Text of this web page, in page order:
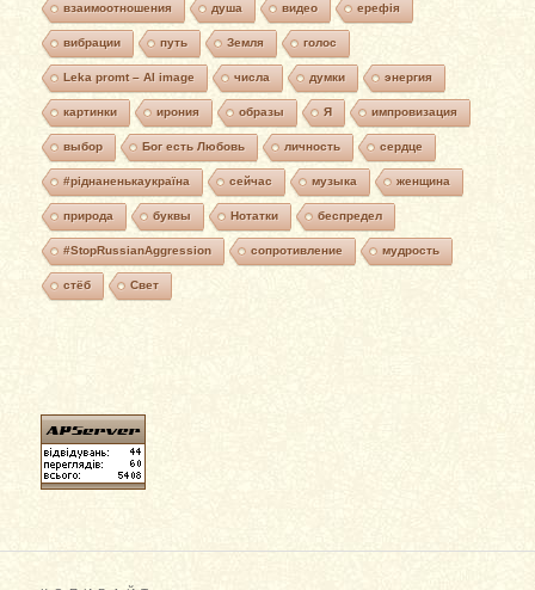
взаимоотношения душа видео ерефія
вибрации путь Земля голос
Leka promt – AI image числа думки энергия
картинки ирония образы Я импровизация
выбор Бог есть Любовь личность сердце
#ріднаненькаукраїна сейчас музыка женщина
природа буквы Нотатки беспредел
#StopRussianAggression сопротивление мудрость
стёб Свет